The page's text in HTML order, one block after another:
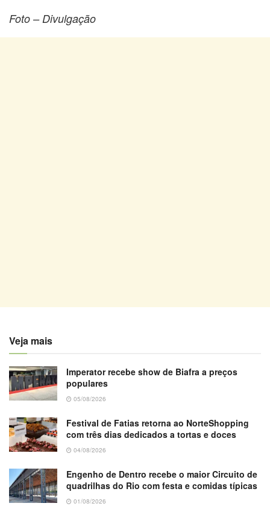
Foto – Divulgação
Veja mais
Imperator recebe show de Biafra a preços
populares
05/08/2026
Festival de Fatias retorna ao NorteShopping
com três dias dedicados a tortas e doces
04/08/2026
Engenho de Dentro recebe o maior Circuito de
quadrilhas do Rio com festa e comidas típicas
01/08/2026